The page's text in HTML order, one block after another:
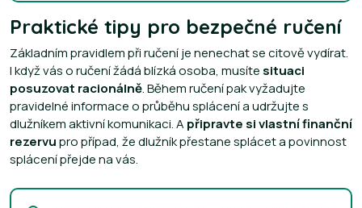
Praktické tipy pro bezpečné ručení
Základním pravidlem při ručení je nenechat se citově vydírat.
I když vás o ručení žádá blízká osoba, musíte situaci
posuzovat racionálně. Během ručení pak vyžadujte
pravidelné informace o průběhu splácení a udržujte s
dlužníkem aktivní komunikaci. A připravte si vlastní finanční
rezervupro případ, že dlužník přestane splácet a povinnost
splácení přejde na vás.